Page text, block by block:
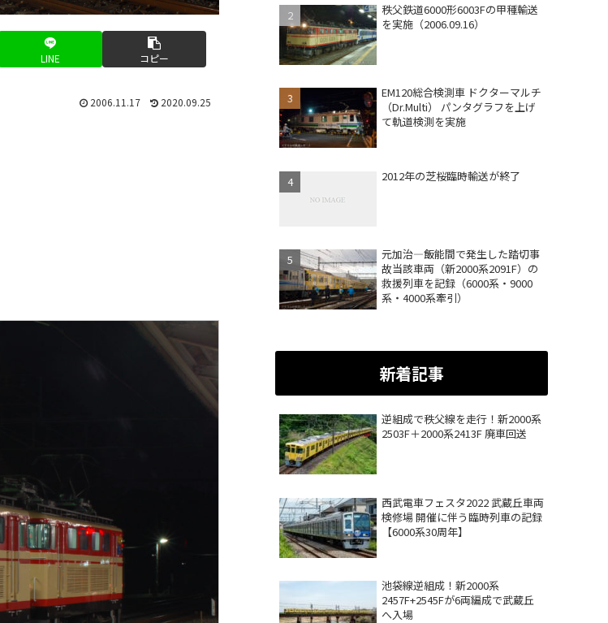
LINE コピー
2006.11.17 2020.09.25
秩父鉄道6000形6003Fの甲種輸送
を実施（2006.09.16）
EM120総合検測車 ドクターマルチ
（Dr.Multi） パンタグラフを上げ
て軌道検測を実施
2012年の芝桜臨時輸送が終了
元加治―飯能間で発生した踏切事
故当該車両（新2000系2091F）の
救援列車を記録（6000系・9000
系・4000系牽引）
新着記事
逆組成で秩父線を走行！新2000系
2503F＋2000系2413F 廃車回送
西武電車フェスタ2022 武蔵丘車両
検修場 開催に伴う臨時列車の記録
【6000系30周年】
池袋線逆組成！新2000系
2457F+2545Fが6両編成で武蔵丘
へ入場